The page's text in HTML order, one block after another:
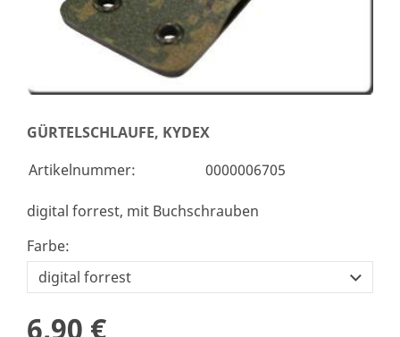
GÜRTELSCHLAUFE, KYDEX
Artikelnummer:
0000006705
digital forrest, mit Buchschrauben
Farbe:
6,90 €